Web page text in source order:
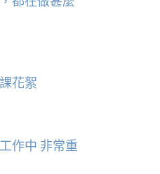
花絮
作中 非常重